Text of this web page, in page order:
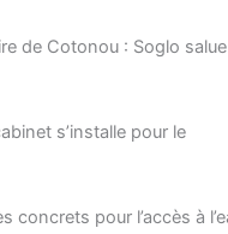
de Cotonou : Soglo salue
s’installe pour le
concrets pour l’accès à